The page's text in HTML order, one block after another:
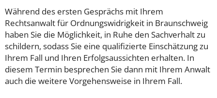
Während des ersten Gesprächs mit Ihrem
Rechtsanwalt für Ordnungswidrigkeit in Braunschweig
haben Sie die Möglichkeit, in Ruhe den Sachverhalt zu
schildern, sodass Sie eine qualifizierte Einschätzung zu
Ihrem Fall und Ihren Erfolgsaussichten erhalten. In
diesem Termin besprechen Sie dann mit Ihrem Anwalt
auch die weitere Vorgehensweise in Ihrem Fall.